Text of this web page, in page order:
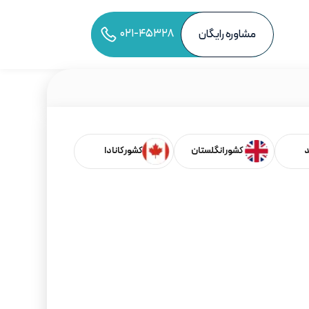
۰۲۱-۴۵۳۲۸ مشاوره رایگان
کشور انگلستان کشور کانادا